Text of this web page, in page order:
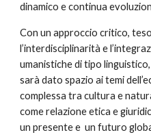
dinamico e continua
Con un approccio critico,
l’interdisciplinarità e
umanistiche di tipo
sarà dato spazio ai temi
complessa tra cultura e
come relazione etica e
un presente e un futuro